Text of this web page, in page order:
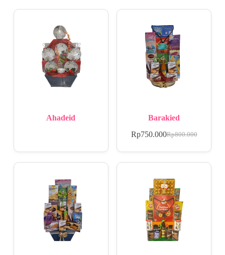
Ahadeid Barakied
Rp800.000
Rp750.000